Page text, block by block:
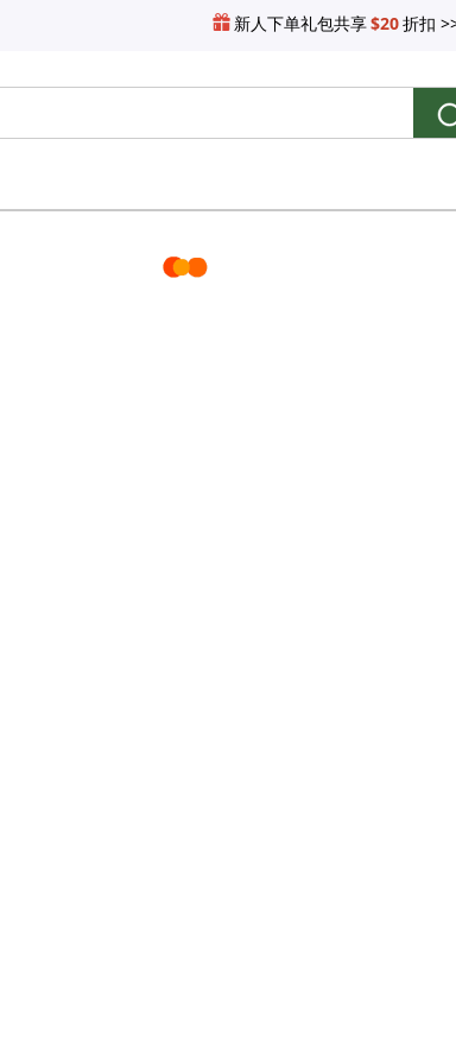
新人下单礼包共享$20折扣